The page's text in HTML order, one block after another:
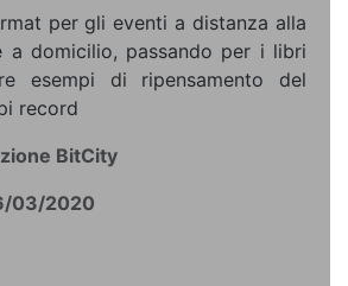
per gli eventi a distanza alla
a domicilio, passando per i libri
esempi di ripensamento del
record
BitCity
03/2020